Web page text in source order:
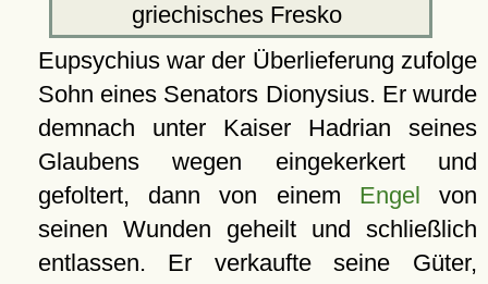
griechisches Fresko
Eupsychius war der Überlieferung zufolge
Sohn eines Senators Dionysius. Er wurde
demnach unter Kaiser Hadrian seines
Glaubens wegen eingekerkert und
gefoltert, dann von einem Engel von
seinen Wunden geheilt und schließlich
entlassen. Er verkaufte seine Güter,